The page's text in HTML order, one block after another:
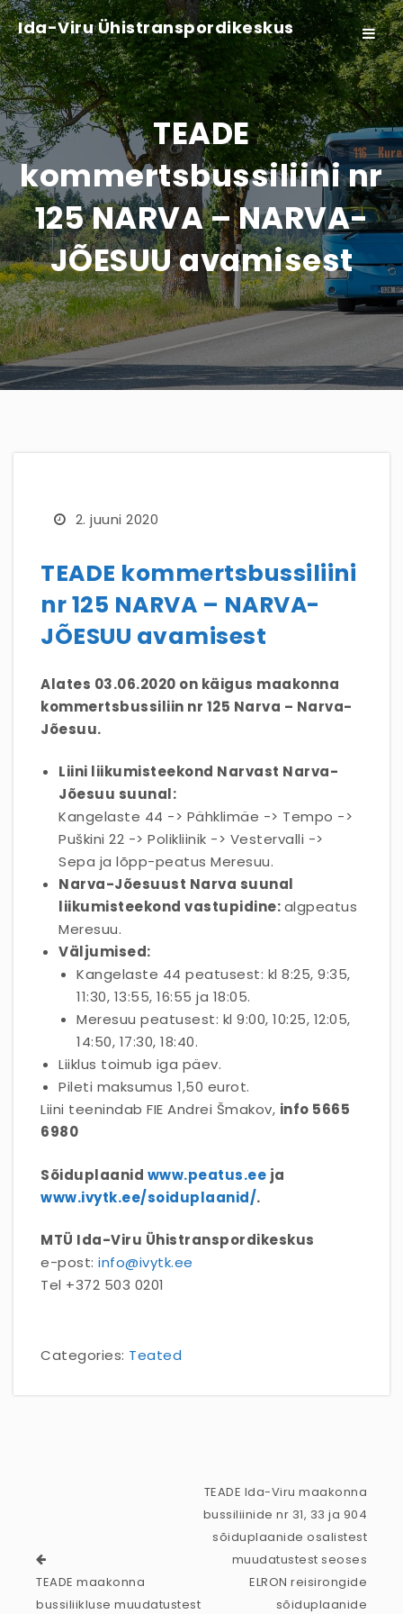
Ida-Viru Ühistranspordikeskus
Toggle
TEADE
kommertsbussiliini nr
125 NARVA – NARVA-
JÕESUU avamisest
2. juuni 2020
TEADE kommertsbussiliini
nr 125 NARVA – NARVA-
JÕESUU avamisest
Alates 03.06.2020 on käigus maakonna
kommertsbussiliin nr 125 Narva – Narva-
Jõesuu.
Liini liikumisteekond Narvast Narva-
Jõesuu suunal:
Kangelaste 44 -> Pähklimäe -> Tempo ->
Puškini 22 -> Polikliinik -> Vestervalli ->
Sepa ja lõpp-peatus Meresuu.
Narva-Jõesuust Narva suunal
liikumisteekond vastupidine:algpeatus
Meresuu.
Väljumised:
Kangelaste 44 peatusest: kl 8:25, 9:35,
11:30, 13:55, 16:55 ja 18:05.
Meresuu peatusest: kl 9:00, 10:25, 12:05,
14:50, 17:30, 18:40.
Liiklus toimub iga päev.
Pileti maksumus 1,50 eurot.
Liini teenindab FIE Andrei Šmakov, info 5665
6980
Sõiduplaanid www.peatus.ee ja
www.ivytk.ee/soiduplaanid/.
MTÜ Ida-Viru Ühistranspordikeskus
e-post: info@ivytk.ee
Tel +372 503 0201
Categories: Teated
TEADE maakonna
bussiliikluse muudatustest
TEADE Ida-Viru maakonna
bussiliinide nr 31, 33 ja 904
sõiduplaanide osalistest
muudatustest seoses
ELRON reisirongide
sõiduplaanide